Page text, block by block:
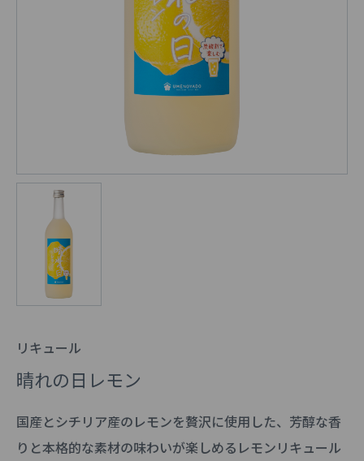
リキュール
晴れの日レモン
国産とシチリア産のレモンを贅沢に使用した、芳醇な香
りと本格的な素材の味わいが楽しめるレモンリキュール